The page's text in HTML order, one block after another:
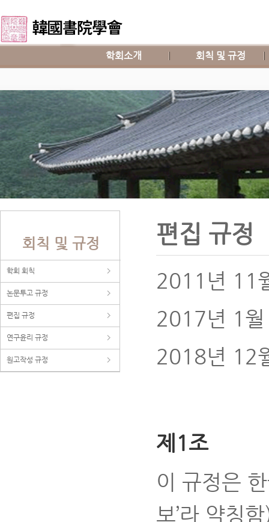
학회소개 회칙 및 규정
회칙 및 규정
학회 회칙
논문투고 규정
편집 규정
연구윤리 규정
원고작성 규정
편집 규정
2011년 11
2017년 1
2018년 12
제1조
이 규정은 한
보’라 약칭